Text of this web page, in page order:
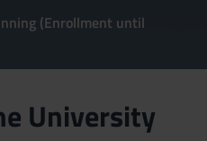
(Enrollment until
University